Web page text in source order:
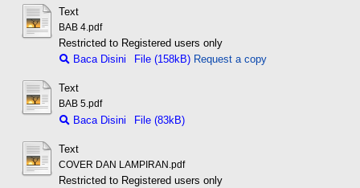
Text
BAB 4.pdf
Restricted to Registered users only
Baca Disini
File (158kB) Request a copy
Text
BAB 5.pdf
Baca Disini File (83kB)
Text
COVER DAN LAMPIRAN.pdf
Restricted to Registered users only